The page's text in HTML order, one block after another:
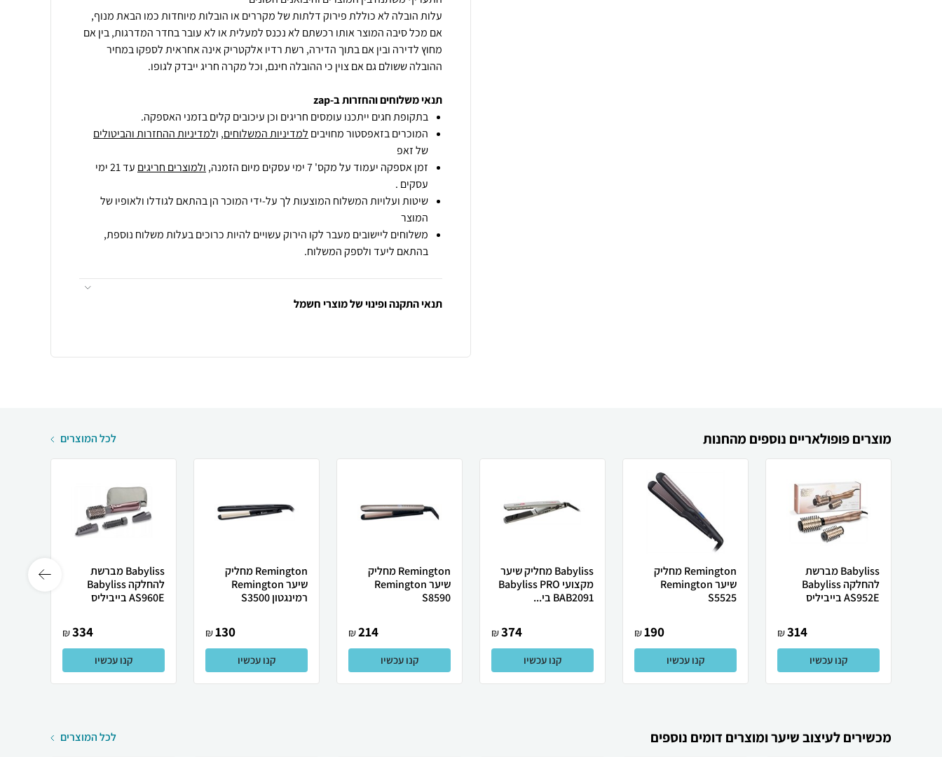
אם מכל סיבה המוצר אותו רכשתם לא נכנס למעלית או לא עובר בחדר המדרגות, בין אם
מחוץ לדירה ובין אם בתוך הדירה, רשת רדיו אלקטריק אינה אחראית לספקו במחיר
ההובלה ששולם גם אם צוין כי ההובלה חינם, וכל מקרה חריג ייבדק לגופו.
תנאי משלוחים והחזרות ב-zap
בתקופת חגים ייתכנו עומסים חריגים וכן עיכובים קלים בזמני האספקה.
המוכרים בזאפסטור מחויבים למדיניות המשלוחים, ולמדיניות ההחזרות והביטולים
של זאפ
זמן אספקה יעמוד על מקס' 7 ימי עסקים מיום הזמנה,
ולמוצרים חריגים
עד 21 ימי
עסקים .
שיטות ועלויות המשלוח המוצעות לך על-ידי המוכר הן בהתאם לגודלו ולאופיו של
המוצר
משלוחים ליישובים מעבר לקו הירוק עשויים להיות כרוכים בעלות משלוח נוספת,
בהתאם ליעד ולספק המשלוח.
תנאי התקנה ופינוי של מוצרי חשמל
מוצרים פופולאריים נוספים מהחנות לכל המוצרים
Babyliss ‏מברשת
להחלקה Babyliss
AS952E בייביליס
314
₪
קנו עכשיו
Remington ‏מחליק
שיער Remington
S5525
190
₪
קנו עכשיו
Babyliss מחליק שיער
מקצועי Babyliss PRO
BAB2091 בי...
374
₪
קנו עכשיו
Remington ‏מחליק
שיער Remington
S8590
214
₪
קנו עכשיו
Remington מחליק
שיער Remington
רמינגטון S3500
130
₪
קנו עכשיו
Babyliss ‏מברשת
להחלקה Babyliss
AS960E בייביליס
334
₪
קנו עכשיו
מכשירים לעיצוב שיער ומוצרים דומים נוספים לכל המוצרים